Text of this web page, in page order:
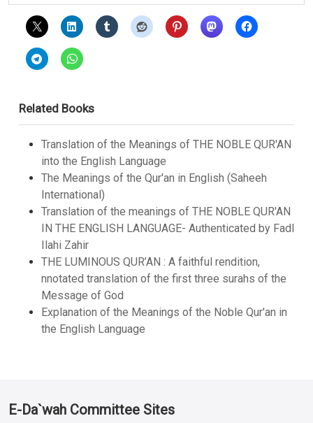
Related Books
Translation of the Meanings of THE NOBLE QUR'AN
into the English Language
The Meanings of the Qur'an in English (Saheeh
International)
Translation of the meanings of THE NOBLE QUR'AN
IN THE ENGLISH LANGUAGE- Authenticated by Fadl
Ilahi Zahir
THE LUMINOUS QUR’AN : A faithful rendition,
nnotated translation of the first three surahs of the
Message of God
Explanation of the Meanings of the Noble Qur'an in
the English Language
E-Da`wah Committee Sites